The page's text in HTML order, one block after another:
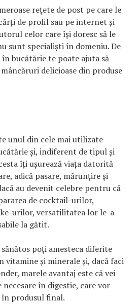
rețete de post pe care le
de profil sau pe internet și
celor care își doresc să le
sunt specialiști în domeniu. De
bucătărie te poate ajuta să
delicioase din produse
unul din cele mai utilizate
și, indiferent de tipul și
îți ușurează viața datorită
adică pasare, mărunțire și
au devenit celebre pentru că
de cocktail-urilor,
urilor, versatilitatea lor le-a
la gătit.
poți amesteca diferite
vitamine și minerale și, dacă faci
marele avantaj este că vei
în digestie, care vor
produsul final.